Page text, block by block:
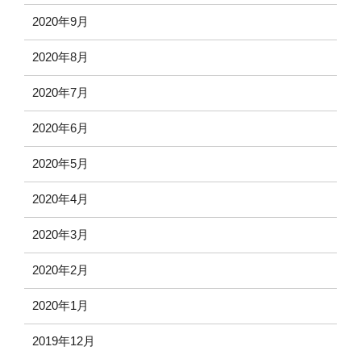
2020年9月
2020年8月
2020年7月
2020年6月
2020年5月
2020年4月
2020年3月
2020年2月
2020年1月
2019年12月